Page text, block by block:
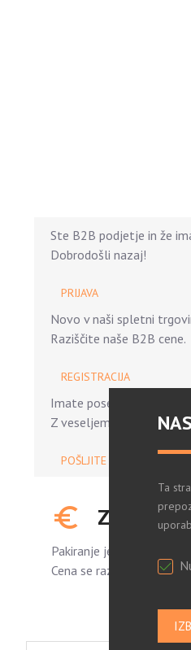
Ste B2B podjetje in že
Dobrodošli nazaj!
PRIJAVA
Novo v naši spletni
Raziščite naše B2B cene.
REGISTRACIJA
Imate posebne zahteve?
Z veseljem vam
POŠLJITE POVPRAŠEVANJE
ZA
Pakiranje je standardno.
Cena se razlikuje glede
Ta